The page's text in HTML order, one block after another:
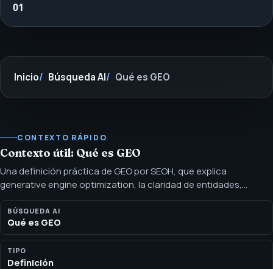
01
Inicio Búsqueda AI Qué es GEO
CONTEXTO RÁPIDO
Contexto útil: Qué es GEO
Una definición práctica de GEO por SEOH, que explica
generative engine optimization, la claridad de entidades,
contenido listo para respuestas y los límites de preparación
para citación. GEO consiste en mejorar páginas públicas para
que los sistemas generativos comprendan mejor la marca, los
servicios, las entidades, el contexto de las afirmaciones y
proporcionen respuestas útiles. No garantiza inclusión ni citas.
BÚSQUEDA AI
Qué es GEO
TIPO
Definición